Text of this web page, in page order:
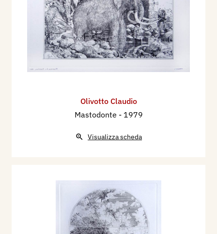
Olivotto Claudio
Mastodonte - 1979
Visualizza scheda